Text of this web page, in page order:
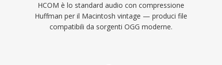
HCOM è lo standard audio con compressione
Huffman per il Macintosh vintage — produci file
compatibili da sorgenti OGG moderne.